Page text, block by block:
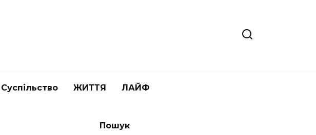
Суспільство ЖИТТЯ ЛАЙФ
Пошук